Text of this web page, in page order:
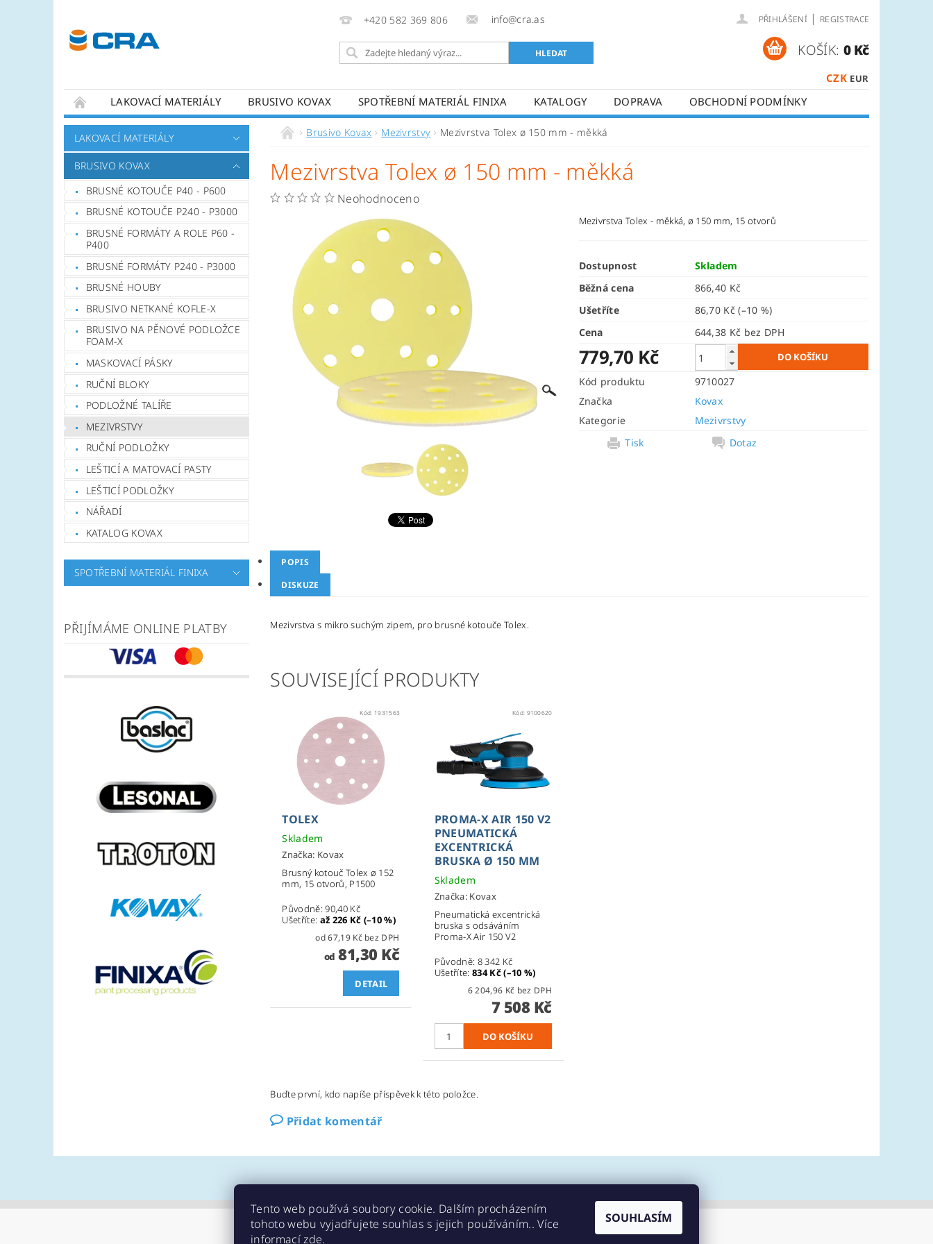
+420 582 369 806 info@cra.as PŘIHLÁŠENÍ | REGISTRACE
CZK EUR
KOŠÍK: 0 Kč
LAKOVACÍ MATERIÁLY BRUSIVO KOVAX SPOTŘEBNÍ MATERIÁL FINIXA KATALOGY DOPRAVA
OBCHODNÍ PODMÍNKY
KONTAKTY
LAKOVACÍ MATERIÁLY
BRUSIVO KOVAX
BRUSNÉ KOTOUČE P40 - P600
BRUSNÉ KOTOUČE P240 - P3000
BRUSNÉ FORMÁTY A ROLE P60 -
P400
BRUSNÉ FORMÁTY P240 - P3000
BRUSNÉ HOUBY
BRUSIVO NETKANÉ KOFLE-X
BRUSIVO NA PĚNOVÉ PODLOŽCE
FOAM-X
MASKOVACÍ PÁSKY
RUČNÍ BLOKY
PODLOŽNÉ TALÍŘE
MEZIVRSTVY
RUČNÍ PODLOŽKY
LEŠTICÍ A MATOVACÍ PASTY
LEŠTICÍ PODLOŽKY
NÁŘADÍ
KATALOG KOVAX
SPOTŘEBNÍ MATERIÁL FINIXA
PŘIJÍMÁME ONLINE PLATBY
Brusivo Kovax Mezivrstvy Mezivrstva Tolex ø 150 mm - měkká
Mezivrstva Tolex ø 150 mm - měkká
Neohodnoceno
Mezivrstva Tolex - měkká, ø 150 mm, 15 otvorů
Dostupnost
Skladem
Běžná cena
866,40 Kč
Ušetříte
86,70 Kč(–10 %)
Cena
644,38 Kč bez DPH
779,70 Kč
Kód produktu
9710027
Značka
Kovax
Kategorie
Mezivrstvy
Tisk
Dotaz
POPIS
DISKUZE
Mezivrstva s mikro suchým zipem, pro brusné kotouče Tolex.
SOUVISEJÍCÍ PRODUKTY
Kód: 1931563
TOLEX
Skladem
Značka: Kovax
Brusný kotouč Tolex ø 152
mm, 15 otvorů, P1500
Původně:90,40 Kč
Ušetříte: až 226 Kč (–10 %)
od 67,19 Kč bez DPH
od81,30 Kč
DETAIL
Kód: 9100620
PROMA-X AIR 150 V2
PNEUMATICKÁ
EXCENTRICKÁ
BRUSKA Ø 150 MM
Skladem
Značka: Kovax
Pneumatická excentrická
bruska s odsáváním
Proma-X Air 150 V2
Původně: 8 342 Kč
Ušetříte:834 Kč (–10 %)
6 204,96 Kč bez DPH
7 508 Kč
Buďte první, kdo napíše příspěvek k této položce.
Přidat komentář
Kontakty
Tento web používá soubory cookie. Dalším procházením
tohoto webu vyjadřujete souhlas s jejich používáním.. Více
informacízde.
SOUHLASÍM